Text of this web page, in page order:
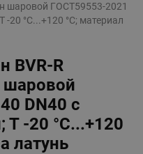
шаровой ГОСТ59553-2021
-20 °С...+120 °С; материал
BVR-R
шаровой
DN40 с
Т -20 °С...+120
латунь